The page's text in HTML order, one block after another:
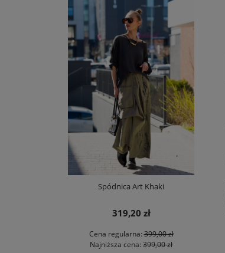
Spódnica Art Khaki
319,20 zł
Cena regularna:399,00 zł
Najniższa cena: 399,00 zł